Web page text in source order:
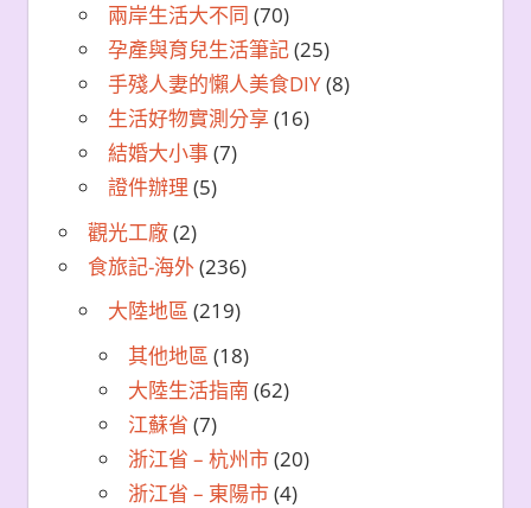
兩岸生活大不同 (70)
孕產與育兒生活筆記(25)
手殘人妻的懶人美食DIY(8)
生活好物實測分享 (16)
結婚大小事(7)
證件辦理 (5)
觀光工廠(2)
食旅記-海外(236)
大陸地區 (219)
其他地區 (18)
大陸生活指南 (62)
江蘇省 (7)
浙江省 – 杭州市(20)
浙江省 – 東陽市(4)